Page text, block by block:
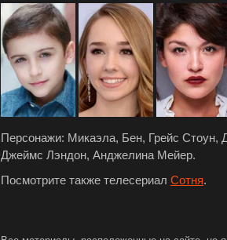
Персонажи: Микаэла, Бен, Грейс Стоун,
Джеймс Лэндон, Анджелина Мейер.
Посмотрите также телесериал Сотня.